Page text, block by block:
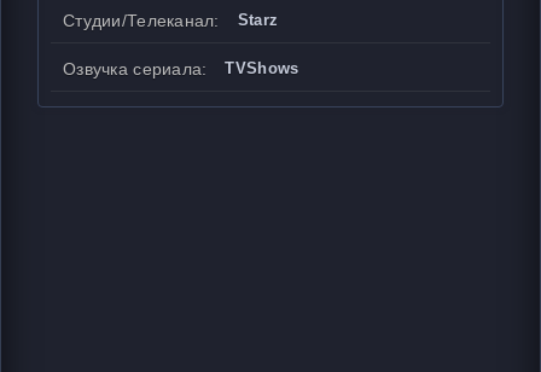
Студии/Телеканал: Starz
Озвучка сериала: TVShows